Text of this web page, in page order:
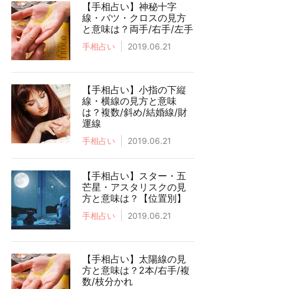
【手相占い】神秘十字
線・バツ・クロスの見方
と意味は？両手/右手/左手
手相占い 2019.06.21
【手相占い】小指の下縦
線・横線の見方と意味
は？複数/斜め/結婚線/財
運線
手相占い 2019.06.21
【手相占い】スター・五
芒星・アスタリスクの見
方と意味は？【位置別】
手相占い 2019.06.21
【手相占い】太陽線の見
方と意味は？2本/右手/複
数/枝分かれ